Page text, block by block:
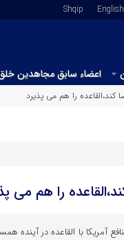
English
Shqip
اعضاء سابق مجاهدین
کند،القاعده را هم می پذیرد
را هم می
آمریکا با القاعده در آینده